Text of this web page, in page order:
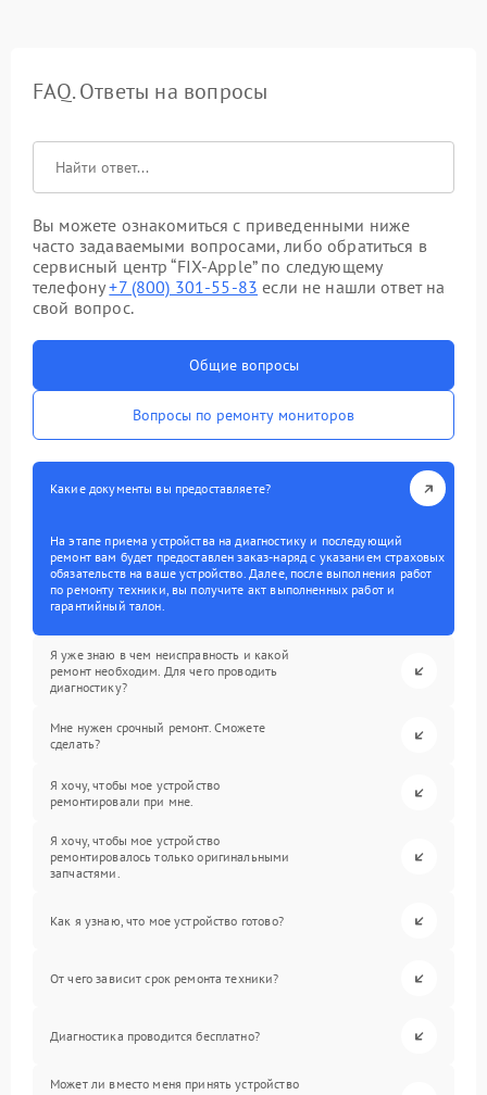
FAQ. Ответы на вопросы
Вы можете ознакомиться с приведенными ниже
часто задаваемыми вопросами, либо обратиться в
сервисный центр “FIX-Apple” по следующему
телефону+7 (800) 301-55-83 если не нашли ответ на
свой вопрос.
Общие вопросы
Вопросы по ремонту мониторов
Какие документы вы предоставляете?
На этапе приема устройства на диагностику и последующий
ремонт вам будет предоставлен заказ-наряд с указанием страховых
обязательств на ваше устройство. Далее, после выполнения работ
по ремонту техники, вы получите акт выполненных работ и
гарантийный талон.
Я уже знаю в чем неисправность и какой
ремонт необходим. Для чего проводить
диагностику?
Мне нужен срочный ремонт. Сможете
сделать?
Я хочу, чтобы мое устройство
ремонтировали при мне.
Я хочу, чтобы мое устройство
ремонтировалось только оригинальными
запчастями.
Как я узнаю, что мое устройство готово?
От чего зависит срок ремонта техники?
Диагностика проводится бесплатно?
Может ли вместо меня принять устройство